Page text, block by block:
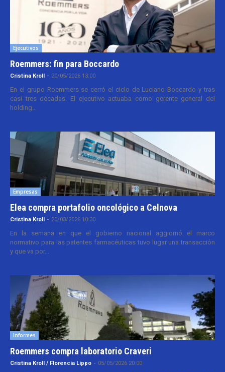
Ejecutivos
Roemmers: fin para Boccardo
Cristina Kroll - 20/05/2026 13:00
En el grupo Roemmers se cerró el ciclo de Luciano Boccardo y tras
casi tres décadas. El ejecutivo actuaba como gerente general del
holding...
Empresas
Elea compra portafolio oncológico a Celnova
Cristina Kroll - 20/03/2026 10:30
En la semana en que el gobierno nacional aggiornó el marco
normativo para las patentes farmacéuticas tuvo lugar una transacción
y que va por...
Informes
Roemmers compra laboratorio Craveri
Cristina Kroll / Florencia Lippo - 05/05/2026 20:00